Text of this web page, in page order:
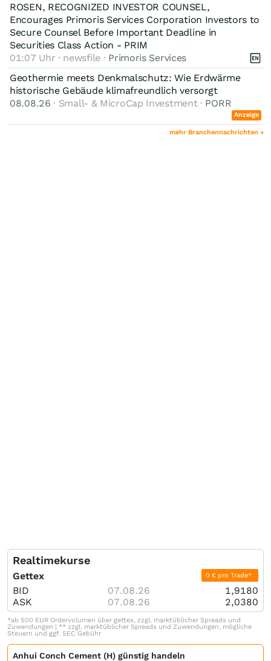
ROSEN, RECOGNIZED INVESTOR COUNSEL,
Encourages Primoris Services Corporation Investors to
Secure Counsel Before Important Deadline in
Securities Class Action - PRIM
01:07 Uhr · newsfile · Primoris Services
Geothermie meets Denkmalschutz: Wie Erdwärme
historische Gebäude klimafreundlich versorgt
08.08.26 · Small- & MicroCap Investment · PORR
Anzeige
mehr Branchennachrichten »
Realtimekurse
Gettex 0 € pro Trade*
BID 07.08.26
1,9180
ASK
07.08.26 2,0380
*ab 500 EUR Ordervolumen über gettex, zzgl. marktüblicher Spreads und
Zuwendungen | ** zzgl. marktüblicher Spreads und Zuwendungen, mögliche
Steuern und ggf. SEC Gebühr
Anhui Conch Cement (H) günstig handeln